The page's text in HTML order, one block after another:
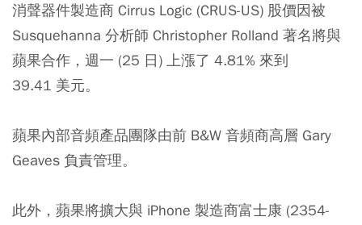
消聲器件製造商 Cirrus Logic (CRUS-US) 股價因被
Susquehanna 分析師 Christopher Rolland 著名將與
蘋果合作，週一 (25 日) 上漲了 4.81% 來到
39.41 美元。
蘋果內部音頻產品團隊由前 B&W 音頻商高層 Gary
Geaves 負責管理。
此外，蘋果將擴大與 iPhone 製造商富士康 (2354-